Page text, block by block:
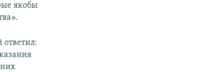
якобы
ответил: